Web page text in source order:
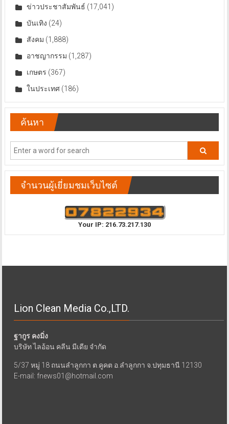
ข่าวประชาสัมพันธ์ (17,041)
บันเทิง (24)
สังคม (1,888)
อาชญากรรม (1,287)
เกษตร (367)
ในประเทศ(186)
ค้นหา
จำนวนผู้เยี่ยมชมเว็บไซต์
Your IP: 216.73.217.130
Lion Clean Media Co.,LTD.
ฐากูร คงมิ่ง
บริษัท ไลอ้อน คลีน มีเดีย จำกัด
5/37 หมู่ 18 ถนนลำลูกกา ต.คูคต อ.ลำลูกกา จ.ปทุมธานี 12130
E-mail: fnews01@hotmail.com